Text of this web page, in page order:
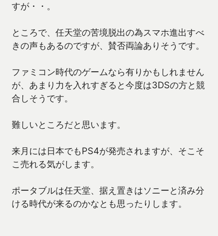
すが・・。
ところで、任天堂の苦境脱出の為スマホ進出すべ
きの声もあるのですが、賛否両論ありそうです。
ファミコン時代のゲームなら有りかもしれません
が、あまり力を入れすぎると今度は3DSの方と競
合しそうです。
難しいところだと思います。
来月には日本でもPS4が発売されますが、そこそ
こ売れる気がします。
ポータブルは任天堂、据え置きはソニーと済み分
ける時代が来るのかなとも思ったりします。